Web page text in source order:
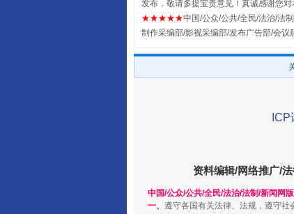
国家大学科技园优化重
发布，敬请多提宝贵意见！真诚感谢您
★★★★★中国/公众/公共/全民/法治/法
制作采编部/影视采编部/发布广告部/会议
资料编辑/网络推广/法
中国/公众/公共/全民/法治/法制/新闻网
一、 遵守各国有关法律、法规，遵守